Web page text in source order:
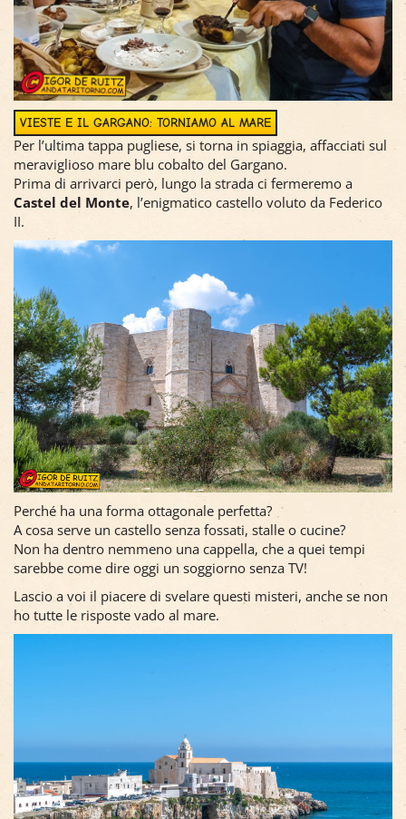
VIESTE E IL GARGANO: TORNIAMO AL MARE
Per l’ultima tappa pugliese, si torna in spiaggia, affacciati sul
meraviglioso mare blu cobalto del Gargano.
Prima di arrivarci però, lungo la strada ci fermeremo a
Castel del Monte, l’enigmatico castello voluto da Federico
II.
Perché ha una forma ottagonale perfetta?
A cosa serve un castello senza fossati, stalle o cucine?
Non ha dentro nemmeno una cappella, che a quei tempi
sarebbe come dire oggi un soggiorno senza TV!
Lascio a voi il piacere di svelare questi misteri, anche se non
ho tutte le risposte vado al mare.